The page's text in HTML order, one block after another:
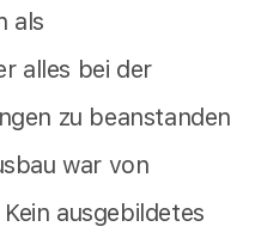
als
alles bei der
zu beanstanden
war von
ausgebildetes